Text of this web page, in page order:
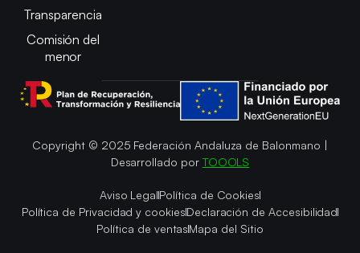
Transparencia
Comisión del
menor
Copyright © 2025 Federación Andaluza de Balonmano |
Desarrollado por TOOOLS
Aviso LegalPolítica de Cookies
Política de Privacidad y cookiesDeclaración de Accesibilidad
Política de ventasMapa del Sitio